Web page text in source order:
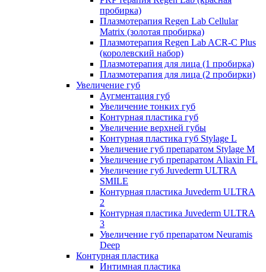
пробирка)
Плазмотерапия Regen Lab Cellular
Matrix (золотая пробирка)
Плазмотерапия Regen Lab ACR-C Plus
(королевский набор)
Плазмотерапия для лица (1 пробирка)
Плазмотерапия для лица (2 пробирки)
Увеличение губ
Аугментация губ
Увеличение тонких губ
Контурная пластика губ
Увеличение верхней губы
Контурная пластика губ Stylage L
Увеличение губ препаратом Stylage M
Увеличение губ препаратом Aliaxin FL
Увеличение губ Juvederm ULTRA
SMILE
Контурная пластика Juvederm ULTRA
2
Контурная пластика Juvederm ULTRA
3
Увеличение губ препаратом Neuramis
Deep
Контурная пластика
Интимная пластика